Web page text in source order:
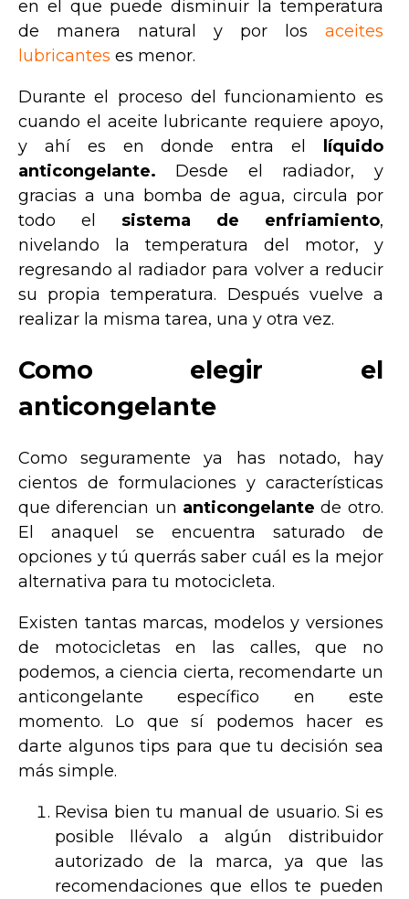
en el que puede disminuir la temperatura
de manera natural y por los aceites
lubricantes es menor.
Durante el proceso del funcionamiento es
cuando el aceite lubricante requiere apoyo,
y ahí es en donde entra el
líquido
anticongelante. Desde el radiador, y
gracias a una bomba de agua, circula por
todo el
sistema de enfriamiento,
nivelando la temperatura del motor, y
regresando al radiador para volver a reducir
su propia temperatura. Después vuelve a
realizar la misma tarea, una y otra vez.
Como elegir el
anticongelante
Como seguramente ya has notado, hay
cientos de formulaciones y características
que diferencian un anticongelante de otro.
El anaquel se encuentra saturado de
opciones y tú querrás saber cuál es la mejor
alternativa para tu motocicleta.
Existen tantas marcas, modelos y versiones
de motocicletas en las calles, que no
podemos, a ciencia cierta, recomendarte un
anticongelante específico en este
momento. Lo que sí podemos hacer es
darte algunos tips para que tu decisión sea
más simple.
Revisa bien tu manual de usuario. Si es
posible llévalo a algún distribuidor
autorizado de la marca, ya que las
recomendaciones que ellos te pueden